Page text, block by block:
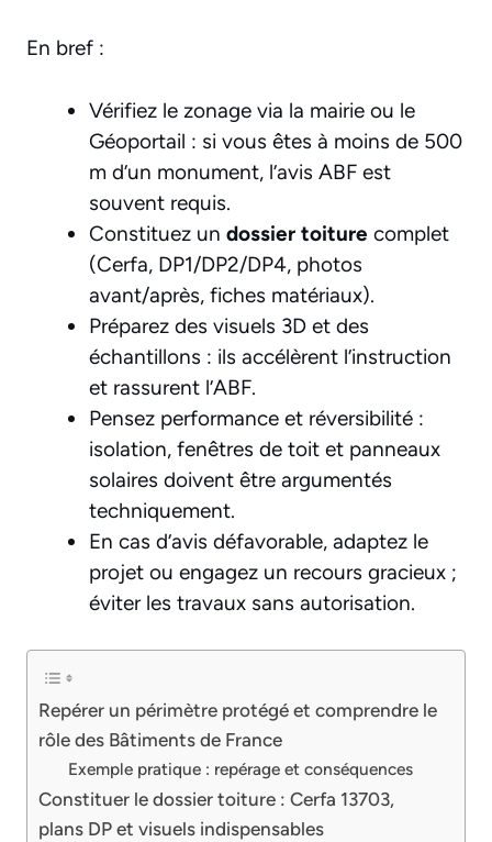
En bref :
Vérifiez le zonage via la mairie ou le
Géoportail : si vous êtes à moins de 500
m d’un monument, l’avis ABF est
souvent requis.
Constituez un dossier toiture complet
(Cerfa, DP1/DP2/DP4, photos
avant/après, fiches matériaux).
Préparez des visuels 3D et des
échantillons : ils accélèrent l’instruction
et rassurent l’ABF.
Pensez performance et réversibilité :
isolation, fenêtres de toit et panneaux
solaires doivent être argumentés
techniquement.
En cas d’avis défavorable, adaptez le
projet ou engagez un recours gracieux ;
éviter les travaux sans autorisation.
Repérer un périmètre protégé et comprendre le
rôle des Bâtiments de France
Exemple pratique : repérage et conséquences
Constituer le dossier toiture : Cerfa 13703,
plans DP et visuels indispensables